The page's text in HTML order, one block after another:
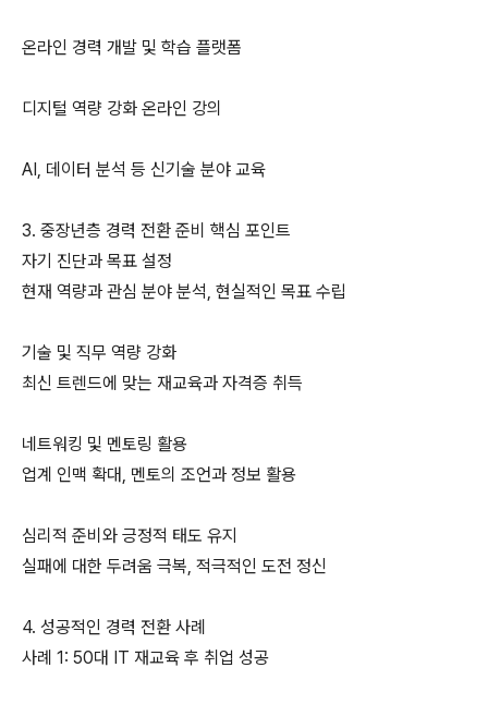
온라인 경력 개발 및 학습 플랫폼
디지털 역량 강화 온라인 강의
AI, 데이터 분석 등 신기술 분야 교육
3. 중장년층 경력 전환 준비 핵심 포인트
자기 진단과 목표 설정
현재 역량과 관심 분야 분석, 현실적인 목표 수립
기술 및 직무 역량 강화
최신 트렌드에 맞는 재교육과 자격증 취득
네트워킹 및 멘토링 활용
업계 인맥 확대, 멘토의 조언과 정보 활용
심리적 준비와 긍정적 태도 유지
실패에 대한 두려움 극복, 적극적인 도전 정신
4. 성공적인 경력 전환 사례
사례 1: 50대 IT 재교육 후 취업 성공